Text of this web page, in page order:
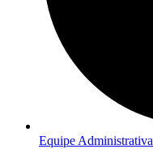
Equipe Administrativa